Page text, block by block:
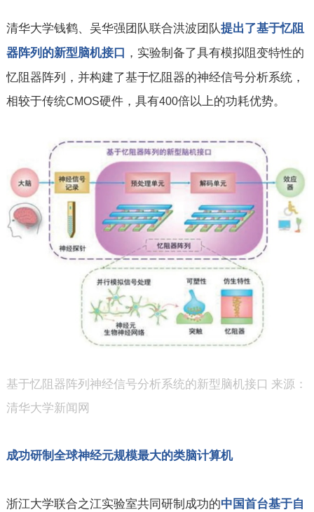
清华大学钱鹤、吴华强团队联合洪波团队提出了基于忆阻
器阵列的新型脑机接口 ，实验制备了具有模拟阻变特性的
忆阻器阵列，并构建了基于忆阻器的神经信号分析系统，
相较于传统CMOS硬件，具有400倍以上的功耗优势。
基于忆阻器阵列神经信号分析系统的新型脑机接口 来源：
清华大学新闻网
成功研制全球神经元规模最大的类脑计算机
浙江大学联合之江实验室共同研制成功的中国首台基于自